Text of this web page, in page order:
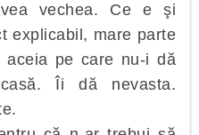
vechea. Ce e şi
explicabil, mare parte
aceia pe care nu-i dă
Îi dă nevasta.